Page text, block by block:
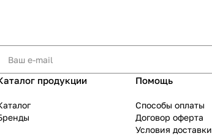
продукции Помощь
Способы оплаты
Договор оферта
Условия доставки